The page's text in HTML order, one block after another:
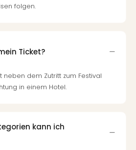
folgen.
Ticket?
neben dem Zutritt zum Festival
in einem Hotel.
kann ich